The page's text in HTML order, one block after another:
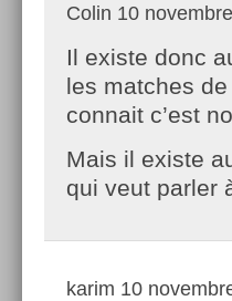
Colin 10
Il existe donc
les matches
connait c’est
Mais il existe
qui veut parler
karim 10